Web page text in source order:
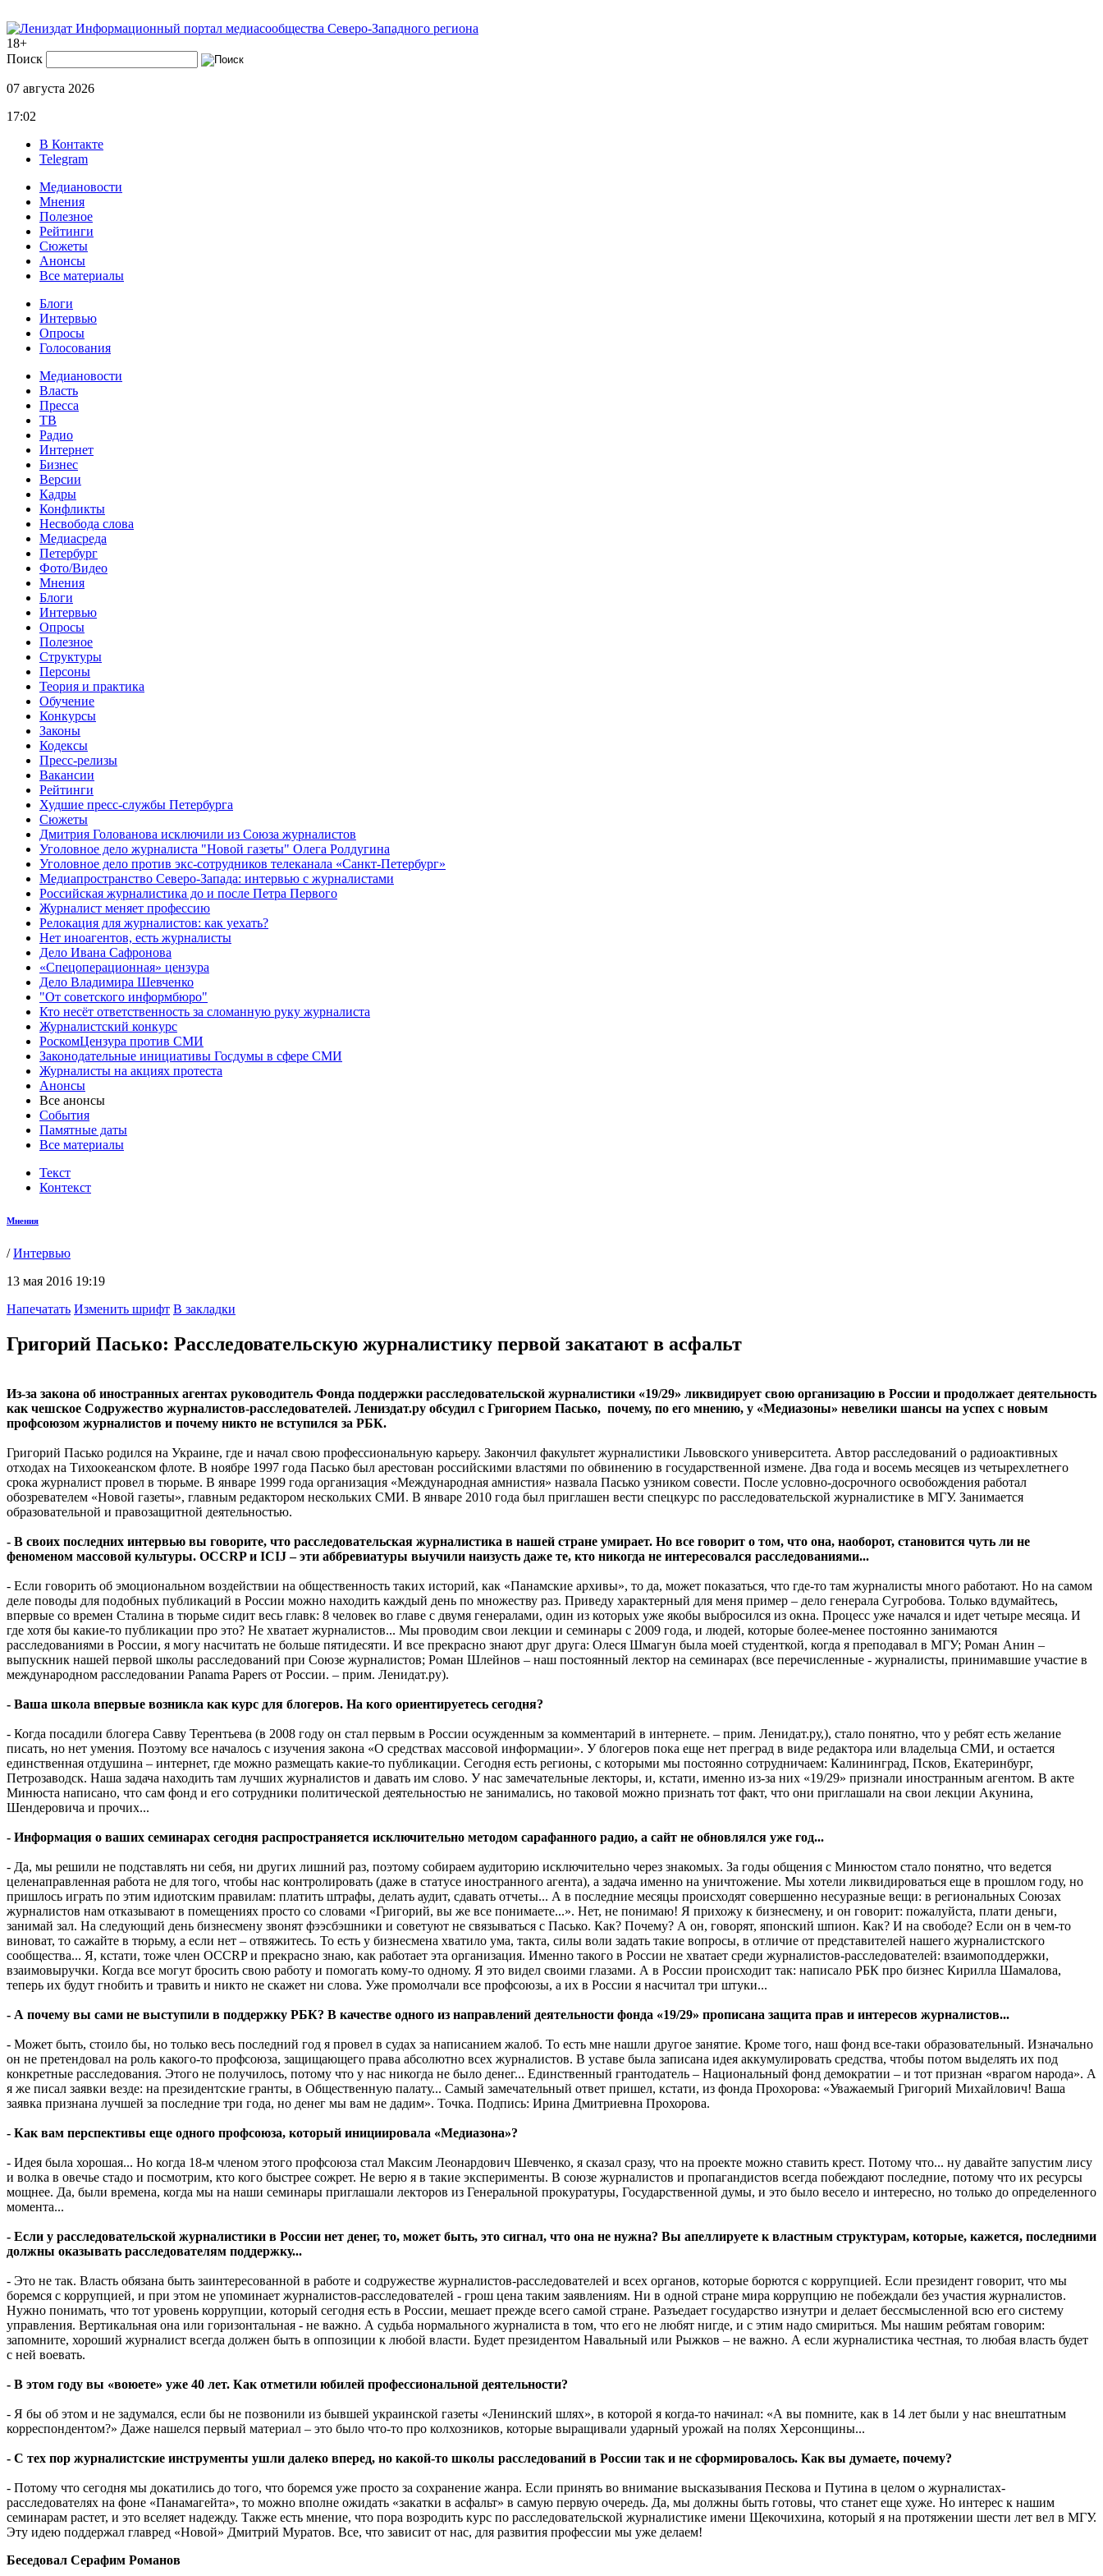
Информационный портал медиасообщества Северо-Западного региона
18+
Поиск
07 августа 2026
17:02
В Контакте
Telegram
Медиановости
Мнения
Полезное
Рейтинги
Сюжеты
Анонсы
Все материалы
Блоги
Интервью
Опросы
Голосования
Медиановости
Власть
Пресса
ТВ
Радио
Интернет
Бизнес
Версии
Кадры
Конфликты
Несвобода слова
Медиасреда
Петербург
Фото/Видео
Мнения
Блоги
Интервью
Опросы
Полезное
Структуры
Персоны
Теория и практика
Обучение
Конкурсы
Законы
Кодексы
Пресс-релизы
Вакансии
Рейтинги
Худшие пресс-службы Петербурга
Сюжеты
Дмитрия Голованова исключили из Союза журналистов
Уголовное дело журналиста "Новой газеты" Олега Ролдугина
Уголовное дело против экс-сотрудников телеканала «Санкт-Петербург»
Медиапространство Северо-Запада: интервью с журналистами
Российская журналистика до и после Петра Первого
Журналист меняет профессию
Релокация для журналистов: как уехать?
Нет иноагентов, есть журналисты
Дело Ивана Сафронова
«Спецоперационная» цензура
Дело Владимира Шевченко
"От советского информбюро"
Кто несёт ответственность за сломанную руку журналиста
Журналистский конкурс
РоскомЦензура против СМИ
Законодательные инициативы Госдумы в сфере СМИ
Журналисты на акциях протеста
Анонсы
Все анонсы
События
Памятные даты
Все материалы
Текст
Контекст
Мнения
/Интервью
13 мая 2016 19:19
Напечатать Изменить шрифт В закладки
Григорий Пасько: Расследовательскую журналистику первой закатают в асфальт
Из-за закона об иностранных агентах руководитель Фонда поддержки расследовательской журналистики «19/29» ликвидирует свою организацию в России и продолжает деятельность
как чешское Содружество журналистов-расследователей. Лениздат.ру обсудил с Григорием Пасько, почему, по его мнению, у «Медиазоны» невелики шансы на успех с новым
профсоюзом журналистов и почему никто не вступился за РБК.
Григорий Пасько родился на Украине, где и начал свою профессиональную карьеру. Закончил факультет журналистики Львовского университета. Автор расследований о радиоактивных
отходах на Тихоокеанском флоте. В ноябре 1997 года Пасько был арестован российскими властями по обвинению в государственной измене. Два года и восемь месяцев из четырехлетнего
срока журналист провел в тюрьме. В январе 1999 года организация «Международная амнистия» назвала Пасько узником совести. После условно-досрочного освобождения работал
обозревателем «Новой газеты», главным редактором нескольких СМИ. В январе 2010 года был приглашен вести спецкурс по расследовательской журналистике в МГУ. Занимается
образовательной и правозащитной деятельностью.
- В своих последних интервью вы говорите, что расследовательская журналистика в нашей стране умирает. Но все говорит о том, что она, наоборот, становится чуть ли не
феноменом массовой культуры. OCCRP и ICIJ – эти аббревиатуры выучили наизусть даже те, кто никогда не интересовался расследованиями...
- Если говорить об эмоциональном воздействии на общественность таких историй, как «Панамские архивы», то да, может показаться, что где-то там журналисты много работают. Но на самом
деле поводы для подобных публикаций в России можно находить каждый день по множеству раз. Приведу характерный для меня пример – дело генерала Сугробова. Только вдумайтесь,
впервые со времен Сталина в тюрьме сидит весь главк: 8 человек во главе с двумя генералами, один из которых уже якобы выбросился из окна. Процесс уже начался и идет четыре месяца. И
где хотя бы какие-то публикации про это? Не хватает журналистов... Мы проводим свои лекции и семинары с 2009 года, и людей, которые более-менее постоянно занимаются
расследованиями в России, я могу насчитать не больше пятидесяти. И все прекрасно знают друг друга: Олеся Шмагун была моей студенткой, когда я преподавал в МГУ; Роман Анин –
выпускник нашей первой школы расследований при Союзе журналистов; Роман Шлейнов – наш постоянный лектор на семинарах (все перечисленные - журналисты, принимавшие участие в
международном расследовании Panama Papers от России. – прим. Ленидат.ру).
- Ваша школа впервые возникла как курс для блогеров. На кого ориентируетесь сегодня?
- Когда посадили блогера Савву Терентьева (в 2008 году он стал первым в России осужденным за комментарий в интернете. – прим. Ленидат.ру,), стало понятно, что у ребят есть желание
писать, но нет умения. Поэтому все началось с изучения закона «О средствах массовой информации». У блогеров пока еще нет преград в виде редактора или владельца СМИ, и остается
единственная отдушина – интернет, где можно размещать какие-то публикации. Сегодня есть регионы, с которыми мы постоянно сотрудничаем: Калининград, Псков, Екатеринбург,
Петрозаводск. Наша задача находить там лучших журналистов и давать им слово. У нас замечательные лекторы, и, кстати, именно из-за них «19/29» признали иностранным агентом. В акте
Минюста написано, что сам фонд и его сотрудники политической деятельностью не занимались, но таковой можно признать тот факт, что они приглашали на свои лекции Акунина,
Шендеровича и прочих...
- Информация о ваших семинарах сегодня распространяется исключительно методом сарафанного радио, а сайт не обновлялся уже год...
- Да, мы решили не подставлять ни себя, ни других лишний раз, поэтому собираем аудиторию исключительно через знакомых. За годы общения с Минюстом стало понятно, что ведется
целенаправленная работа не для того, чтобы нас контролировать (даже в статусе иностранного агента), а задача именно на уничтожение. Мы хотели ликвидироваться еще в прошлом году, но
пришлось играть по этим идиотским правилам: платить штрафы, делать аудит, сдавать отчеты... А в последние месяцы происходят совершенно несуразные вещи: в региональных Союзах
журналистов нам отказывают в помещениях просто со словами «Григорий, вы же все понимаете...». Нет, не понимаю! Я прихожу к бизнесмену, и он говорит: пожалуйста, плати деньги,
занимай зал. На следующий день бизнесмену звонят фээсбэшники и советуют не связываться с Пасько. Как? Почему? А он, говорят, японский шпион. Как? И на свободе? Если он в чем-то
виноват, то сажайте в тюрьму, а если нет – отвяжитесь. То есть у бизнесмена хватило ума, такта, силы воли задать такие вопросы, в отличие от представителей нашего журналистского
сообщества... Я, кстати, тоже член OCCRP и прекрасно знаю, как работает эта организация. Именно такого в России не хватает среди журналистов-расследователей: взаимоподдержки,
взаимовыручки. Когда все могут бросить свою работу и помогать кому-то одному. Я это видел своими глазами. А в России происходит так: написало РБК про бизнес Кирилла Шамалова,
теперь их будут гнобить и травить и никто не скажет ни слова. Уже промолчали все профсоюзы, а их в России я насчитал три штуки...
- А почему вы сами не выступили в поддержку РБК? В качестве одного из направлений деятельности фонда «19/29» прописана защита прав и интересов журналистов...
- Может быть, стоило бы, но только весь последний год я провел в судах за написанием жалоб. То есть мне нашли другое занятие. Кроме того, наш фонд все-таки образовательный. Изначально
он не претендовал на роль какого-то профсоюза, защищающего права абсолютно всех журналистов. В уставе была записана идея аккумулировать средства, чтобы потом выделять их под
конкретные расследования. Этого не получилось, потому что у нас никогда не было денег... Единственный грантодатель – Национальный фонд демократии – и тот признан «врагом народа». А
я же писал заявки везде: на президентские гранты, в Общественную палату... Самый замечательный ответ пришел, кстати, из фонда Прохорова: «Уважаемый Григорий Михайлович! Ваша
заявка признана лучшей за последние три года, но денег мы вам не дадим». Точка. Подпись: Ирина Дмитриевна Прохорова.
- Как вам перспективы еще одного профсоюза, который инициировала «Медиазона»?
- Идея была хорошая... Но когда 18-м членом этого профсоюза стал Максим Леонардович Шевченко, я сказал сразу, что на проекте можно ставить крест. Потому что... ну давайте запустим лису
и волка в овечье стадо и посмотрим, кто кого быстрее сожрет. Не верю я в такие эксперименты. В союзе журналистов и пропагандистов всегда побеждают последние, потому что их ресурсы
мощнее. Да, были времена, когда мы на наши семинары приглашали лекторов из Генеральной прокуратуры, Государственной думы, и это было весело и интересно, но только до определенного
момента...
- Если у расследовательской журналистики в России нет денег, то, может быть, это сигнал, что она не нужна? Вы апеллируете к властным структурам, которые, кажется, последними
должны оказывать расследователям поддержку...
- Это не так. Власть обязана быть заинтересованной в работе и содружестве журналистов-расследователей и всех органов, которые борются с коррупцией. Если президент говорит, что мы
боремся с коррупцией, и при этом не упоминает журналистов-расследователей - грош цена таким заявлениям. Ни в одной стране мира коррупцию не побеждали без участия журналистов.
Нужно понимать, что тот уровень коррупции, который сегодня есть в России, мешает прежде всего самой стране. Разъедает государство изнутри и делает бессмысленной всю его систему
управления. Вертикальная она или горизонтальная - не важно. А судьба нормального журналиста в том, что его не любят нигде, и с этим надо смириться. Мы нашим ребятам говорим:
запомните, хороший журналист всегда должен быть в оппозиции к любой власти. Будет президентом Навальный или Рыжков – не важно. А если журналистика честная, то любая власть будет
с ней воевать.
- В этом году вы «воюете» уже 40 лет. Как отметили юбилей профессиональной деятельности?
- Я бы об этом и не задумался, если бы не позвонили из бывшей украинской газеты «Ленинский шлях», в которой я когда-то начинал: «А вы помните, как в 14 лет были у нас внештатным
корреспондентом?» Даже нашелся первый материал – это было что-то про колхозников, которые выращивали ударный урожай на полях Херсонщины...
- С тех пор журналистские инструменты ушли далеко вперед, но какой-то школы расследований в России так и не сформировалось. Как вы думаете, почему?
- Потому что сегодня мы докатились до того, что боремся уже просто за сохранение жанра. Если принять во внимание высказывания Пескова и Путина в целом о журналистах-
расследователях на фоне «Панамагейта», то можно вполне ожидать «закатки в асфальт» в самую первую очередь. Да, мы должны быть готовы, что станет еще хуже. Но интерес к нашим
семинарам растет, и это вселяет надежду. Также есть мнение, что пора возродить курс по расследовательской журналистике имени Щекочихина, который я на протяжении шести лет вел в МГУ.
Эту идею поддержал главред «Новой» Дмитрий Муратов. Все, что зависит от нас, для развития профессии мы уже делаем!
Беседовал Серафим Романов